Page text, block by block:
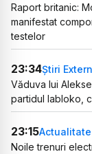
Raport britanic:
manifestat
testelor
23:34Știri
Văduva lui
partidul Iabloko,
23:15Actualitate
Noile trenuri